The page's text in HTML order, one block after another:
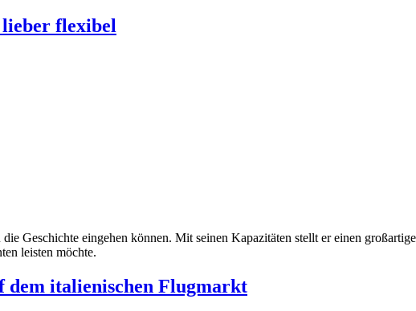
flexibel
Geschichte eingehen können. Mit seinen Kapazitäten stellt er einen
leisten möchte.
italienischen Flugmarkt